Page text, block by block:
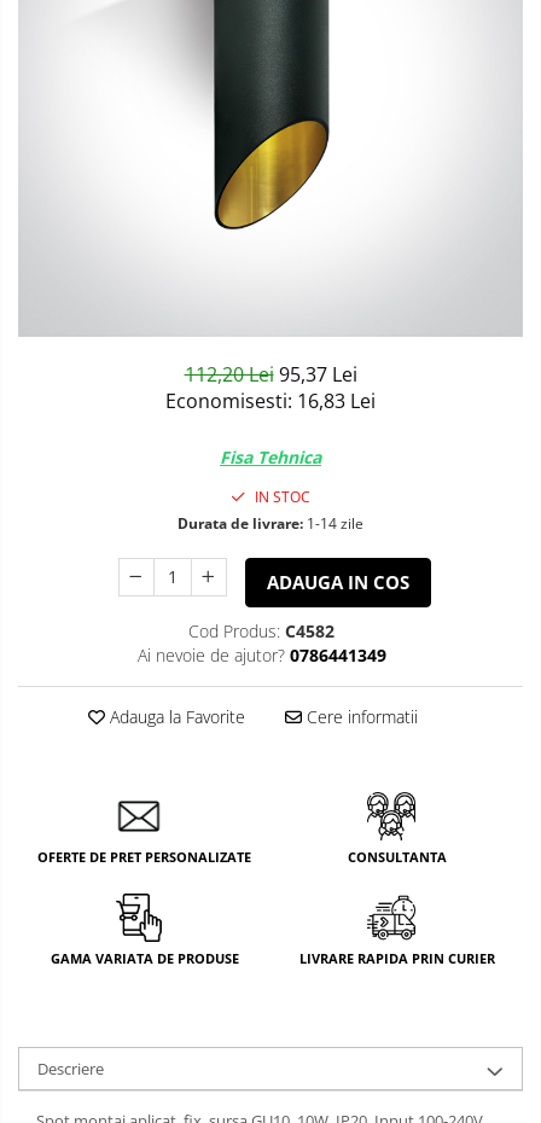
Sisteme de Iluminat Plug & Play
112,20 Lei 95,37 Lei
Economisesti: 16,83 Lei
Fisa Tehnica
IN STOC
Durata de livrare: 1-14 zile
ADAUGA IN COS
Cod Produs: C4582
Ai nevoie de ajutor? 0786441349
Adauga la Favorite Cere informatii
OFERTE DE PRET PERSONALIZATE CONSULTANTA
GAMA VARIATA DE PRODUSE LIVRARE RAPIDA PRIN CURIER
Descriere